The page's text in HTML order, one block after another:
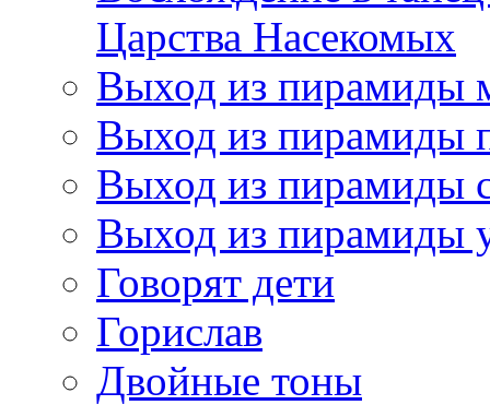
Царства Насекомых
Выход из пирамиды
Выход из пирамиды
Выход из пирамиды
Выход из пирамиды
Говорят дети
Горислав
Двойные тоны